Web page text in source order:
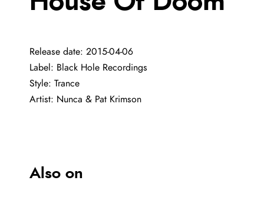
Release date: 2015-04-06
Label: Black Hole Recordings
Style: Trance
Artist: Nunca & Pat Krimson
Also on